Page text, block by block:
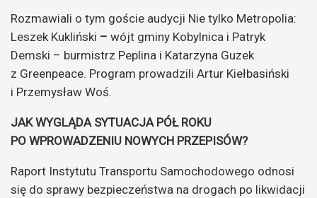
Rozmawiali o tym goście audycji Nie tylko Metropolia:
Leszek Kukliński – wójt gminy Kobylnica i Patryk
Demski – burmistrz Peplina i Katarzyna Guzek
z Greenpeace. Program prowadzili Artur Kiełbasiński
i Przemysław Woś.
JAK WYGLĄDA SYTUACJA PÓŁ ROKU
PO WPROWADZENIU NOWYCH PRZEPISÓW?
Raport Instytutu Transportu Samochodowego odnosi
się do sprawy bezpieczeństwa na drogach po likwidacji